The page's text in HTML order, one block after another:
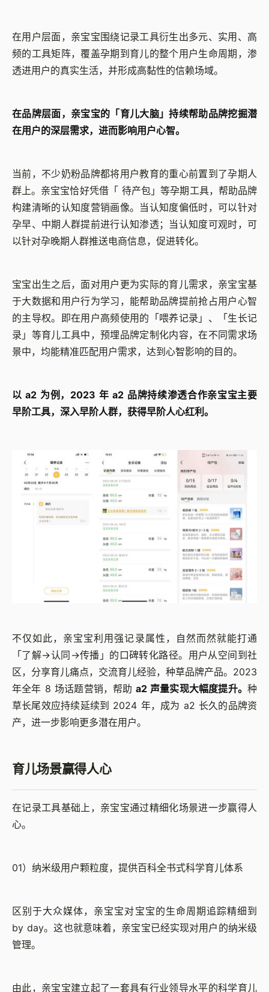
在用户层面，亲宝宝围绕记录工具衍生出多元、实用、高
频的工具矩阵，覆盖孕期到育儿的整个用户生命周期，渗
透进用户的真实生活，并形成高黏性的信赖场域。
在品牌层面，亲宝宝的 「育儿大脑 」持续帮助品牌挖掘潜
在用户的深层需求，进而影响用户心智。
当前，不少奶粉品牌都将用户教育的重心前置到了孕期人
群上。亲宝宝恰好凭借「 待产包 」等孕期工具，帮助品牌
构建清晰的认知度营销画像。当认知度偏低时，可以针对
孕早、中期人群提前进行认知渗透；当认知度可观时，可
以针对孕晚期人群推送电商信息，促进转化。
宝宝出生之后，面对用户更为实际的育儿需求，亲宝宝基
于大数据和用户行为学习，能帮助品牌提前抢占用户心智
的主导权。即在用户高频使用的 「喂养记录 」 、 「生长记
录 」 等育儿工具中，预埋品牌定制化内容，在不同需求场
景中，均能精准匹配用户需求，达到心智影响的目的。
以 a2 为例，2023 年 a2 品牌持续渗透合作亲宝宝主要
早阶工具，深入早阶人群，获得早阶人心红利。
不仅如此，亲宝宝利用强记录属性，自然而然就能打通
「了解→认同→传播 」 的口碑转化路径。用户从空间到社
区，分享育儿痛点，交流育儿经验，种草品牌产品。2023
年全年 8 场话题营销，帮助 a2 声量实现大幅度提升。种
草长尾效应持续延续到 2024 年，成为 a2 长久的品牌资
产，进一步影响更多潜在用户。
育儿场景赢得人心
在记录工具基础上，亲宝宝通过精细化场景进一步赢得人
心。
01）纳米级用户颗粒度，提供百科全书式科学育儿体系
区别于大众媒体，亲宝宝对宝宝的生命周期追踪精细到
by day。这也就意味着，亲宝宝已经实现对用户的纳米级
管理。
由此，亲宝宝建立起了一套具有行业领导水平的科学育儿